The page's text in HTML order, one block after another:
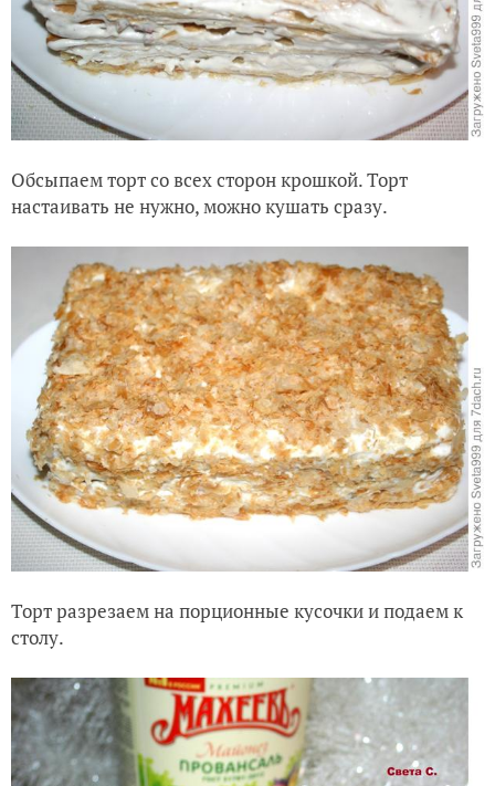
Обсыпаем торт со всех сторон крошкой. Торт
настаивать не нужно, можно кушать сразу.
Торт разрезаем на порционные кусочки и подаем к
столу.